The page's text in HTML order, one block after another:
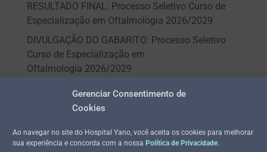
Gerenciar Consentimento de
Cookies
Ao navegar no site do Hospital Yano, você aceita os cookies para melhorar
sua experiência e concorda com a nossa Política de Privacidade.
RESULTADO FINAL: Processo Seletivo Curso de
Especialização em Oftalmologia 2026/2029
DIVULGAÇÃO DO GABARITO: Processo Seletivo
Curso de Especialização em
Oftalmologia 2026/2029
INSCRIÇÕES HOMOLOGADAS: Processo Seletivo
Curso de Especialização em
Araguaína